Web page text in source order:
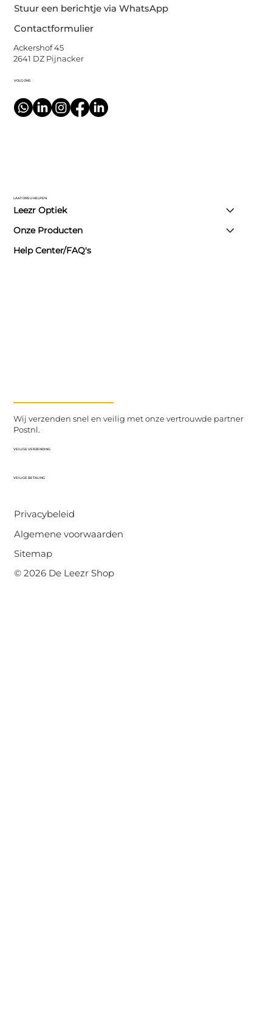
Wij verzenden snel en veilig met onze vertrouwde partner
Postnl.
VEILIGE VERZENDING
VEILIGE BETALING
Privacybeleid
Algemene voorwaarden
Sitemap
© 2026 De Leezr Shop
LAAT ONS U HELPEN
Leezr Optiek
Onze Producten
Help Center/FAQ's
Stuur een berichtje via WhatsApp
Contactformulier
Ackershof 45
2641 DZ Pijnacker
VOLG ONS